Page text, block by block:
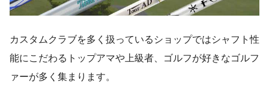
カスタムクラブを多く扱っているショップではシャフト性
能にこだわるトップアマや上級者、ゴルフが好きなゴルフ
ァーが多く集まります。